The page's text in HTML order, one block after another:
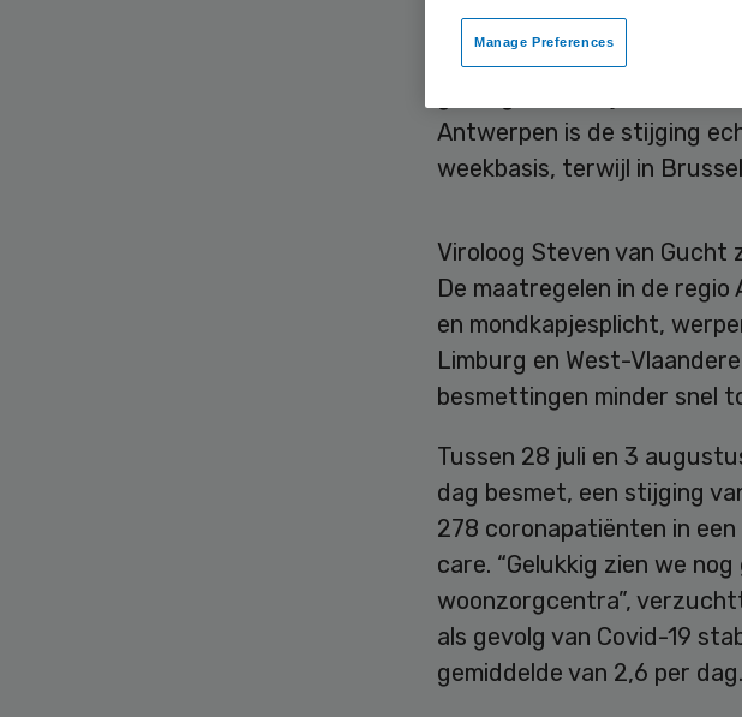
wisselend beeld per regio.
zeven dagen tijd het
Antwerpen is de stijging
weekbasis, terwijl in
Viroloog Steven van Gucht
De maatregelen in de
en mondkapjesplicht,
Limburg en West-
besmettingen minder snel
Tussen 28 juli en 3
dag besmet, een stijging
278 coronapatiënten in
care. “Gelukkig zien we
woonzorgcentra”,
als gevolg van Covid-19
gemiddelde van 2,6 per dag.
Manage Preferences